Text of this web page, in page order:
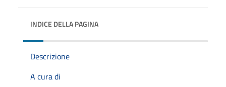
INDICE DELLA PAGINA
Descrizione
A cura di